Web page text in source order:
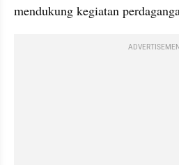
mendukung kegiatan